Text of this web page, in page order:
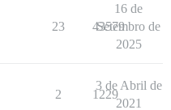
23 43579
16 de
Setembro de
2025
2 1229
3 de Abril de
2021